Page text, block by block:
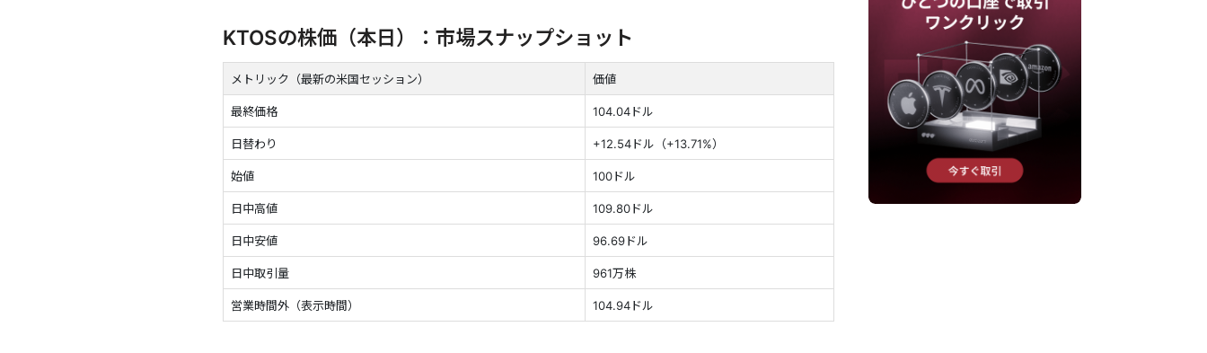
KTOSの株価（本日）：市場スナップショット
メトリック（最新の米国セッション） 価値
最終価格 104.04ドル
日替わり +12.54ドル（+13.71%）
始値 100ドル
日中高値 109.80ドル
日中安値 96.69ドル
日中取引量 961万株
営業時間外（表示時間） 104.94ドル